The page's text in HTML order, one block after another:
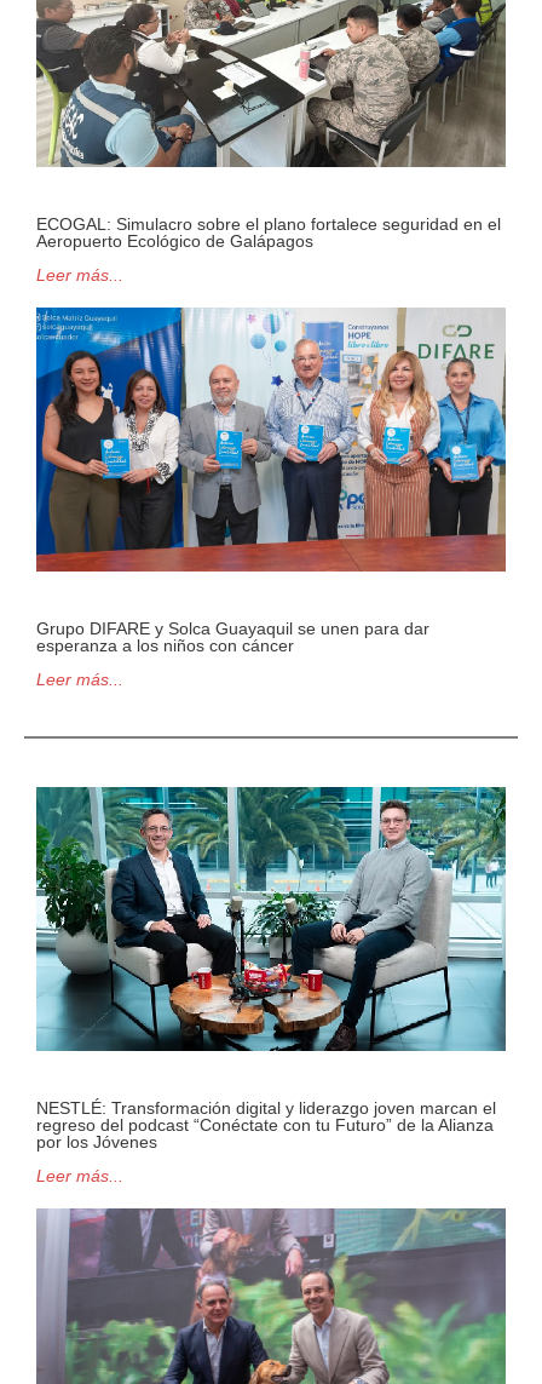
ECOGAL: Simulacro sobre el plano fortalece seguridad en el
Aeropuerto Ecológico de Galápagos
Leer más...
Grupo DIFARE y Solca Guayaquil se unen para dar
esperanza a los niños con cáncer
Leer más...
NESTLÉ: Transformación digital y liderazgo joven marcan el
regreso del podcast “Conéctate con tu Futuro” de la Alianza
por los Jóvenes
Leer más...